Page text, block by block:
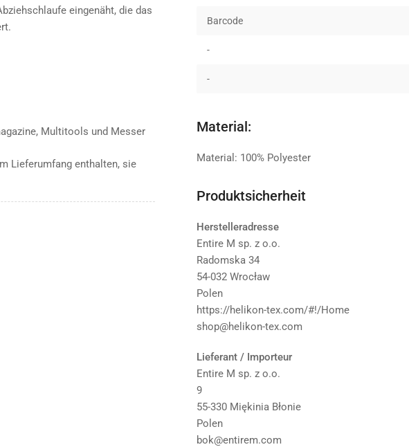
Barcode
-
-
Material:
Material: 100% Polyester
Produktsicherheit
Herstelleradresse
Entire M sp. z o.o.
Radomska 34
54-032 Wrocław
Polen
https://helikon-tex.com/#!/Home
shop@helikon-tex.com
Lieferant / Importeur
Entire M sp. z o.o.
9
55-330 Miękinia Błonie
Polen
bok@entirem.com
eingenäht, die das
Multitools und Messer
Lieferumfang enthalten, sie